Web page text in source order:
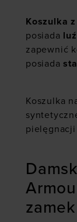
Koszulka
posiada
zapewnić
posiada
Koszulka
pielęgnacji